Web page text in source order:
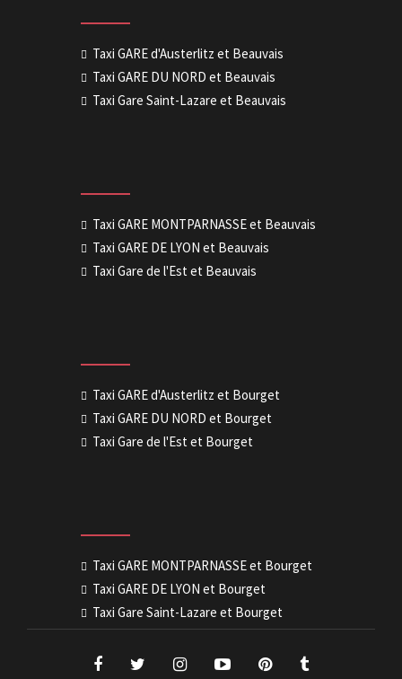
Taxi GARE d'Austerlitz et Beauvais
Taxi GARE DU NORD et Beauvais
Taxi Gare Saint-Lazare et Beauvais
Taxi GARE MONTPARNASSE et Beauvais
Taxi GARE DE LYON et Beauvais
Taxi Gare de l'Est et Beauvais
Taxi GARE d'Austerlitz et Bourget
Taxi GARE DU NORD et Bourget
Taxi Gare de l'Est et Bourget
Taxi GARE MONTPARNASSE et Bourget
Taxi GARE DE LYON et Bourget
Taxi Gare Saint-Lazare et Bourget